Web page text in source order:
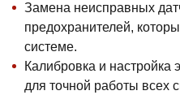
Замена неисправных
предохранителей,
системе.
Калибровка и настройка
для точной работы всех